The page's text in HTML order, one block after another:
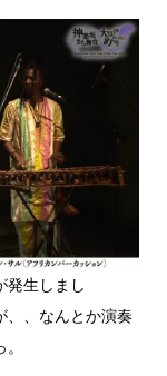
発生しまし
、、なんとか演奏